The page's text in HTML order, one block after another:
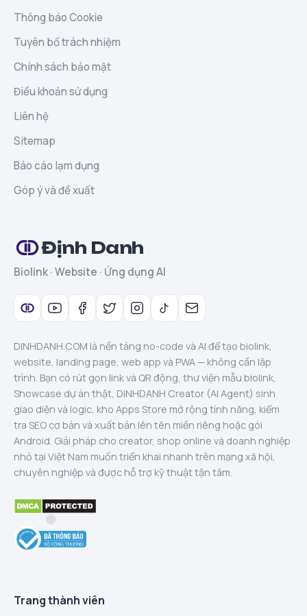
Thông báo Cookie
Tuyên bố trách nhiệm
Chính sách bảo mật
Điều khoản sử dụng
Liên hệ
Sitemap
Báo cáo lạm dụng
Góp ý và đề xuất
Định Danh
Biolink · Website · Ứng dụng AI
DINHDANH.COM là nền tảng no-code và AI để tạo biolink,
website, landing page, web app và PWA — không cần lập
trình. Bạn có rút gọn link và QR động, thư viện mẫu biolink,
Showcase dự án thật, DINHDANH Creator (AI Agent) sinh
giao diện và logic, kho Apps Store mở rộng tính năng, kiểm
tra SEO cơ bản và xuất bản lên tên miền riêng hoặc gói
Android. Giải pháp cho creator, shop online và doanh nghiệp
nhỏ tại Việt Nam muốn triển khai nhanh trên mạng xã hội,
chuyên nghiệp và được hỗ trợ kỹ thuật tận tâm.
Trang thành viên